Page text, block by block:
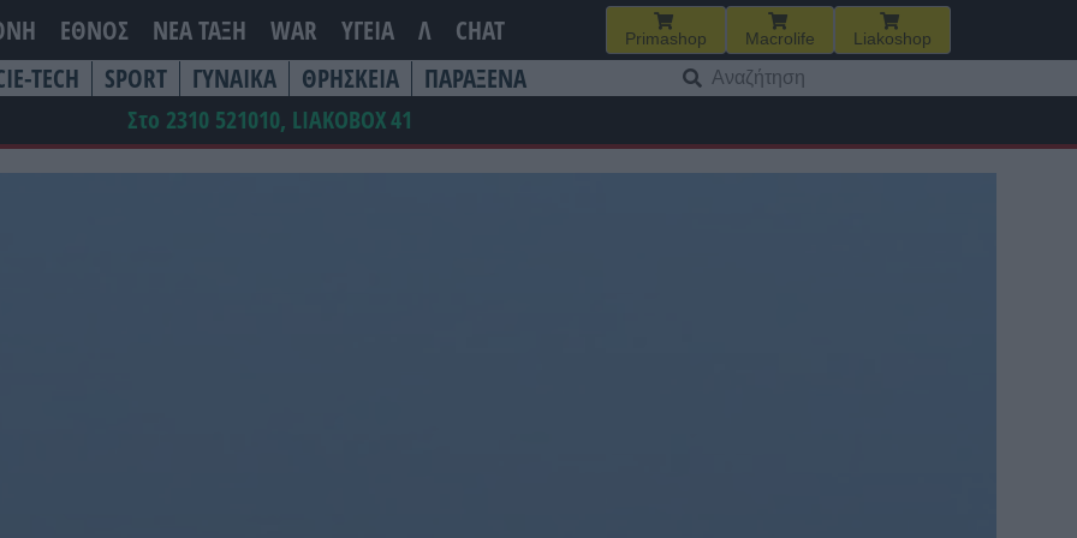
ΕΘΝΟΣ ΝΕΑ ΤΆΞΗ WAR ΥΓΕΙΑ Λ CHAT Primashop Macrolife Liakoshop
TECH SPORT ΓΥΝΑΙΚΑ ΘΡΗΣΚΕΙΑ ΠΑΡΑΞΕΝΑ
για:
Στο 2310 521010, LIAKOBOX41